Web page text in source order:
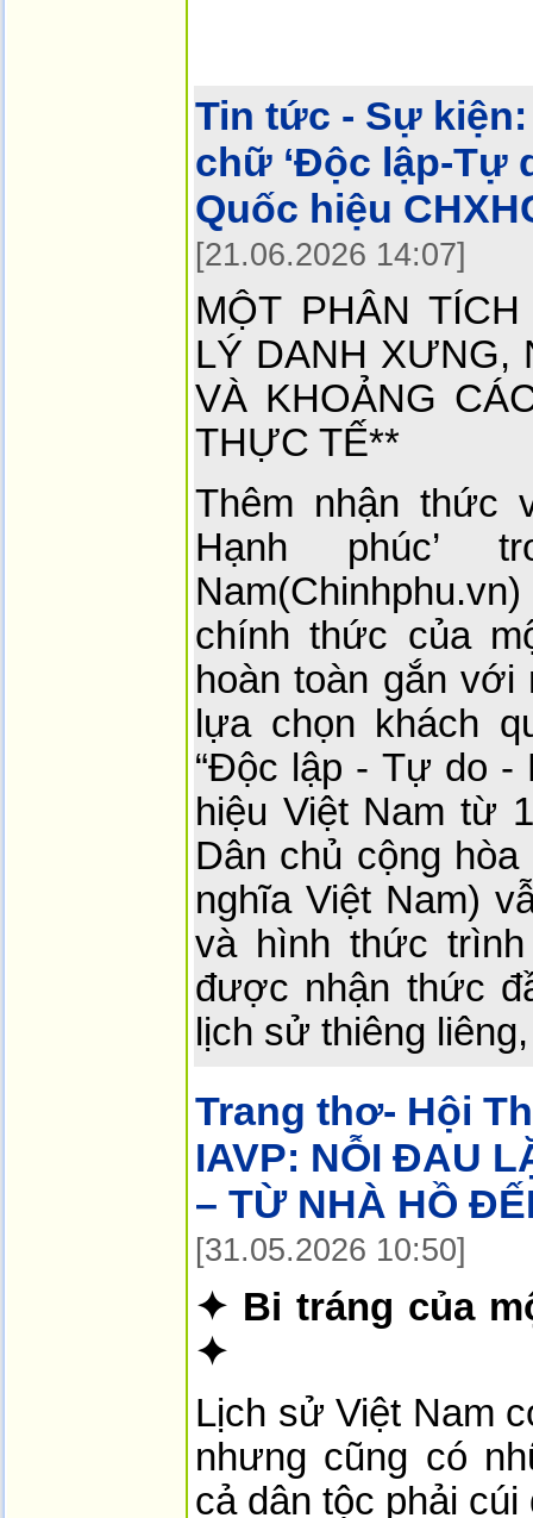
Tin tức - Sự kiện:
chữ ‘Độc lập-Tự
Quốc hiệu
[21.06.2026 14:07]
MỘT PHÂN
LÝ DANH XƯNG,
VÀ KHOẢNG
THỰC TẾ**
Thêm nhận thức
Hạnh phúc’
chính thức của
hoàn toàn gắn
lựa chọn khách
“Độc lập - Tự do -
hiệu Việt Nam từ
Dân chủ cộng
nghĩa Việt Nam)
và hình thức
được nhận thức
lịch sử thiêng
Trang thơ- Hội
IAVP: NỖI ĐAU
– TỪ NHÀ HỒ
[31.05.2026 10:50]
✦ Bi tráng của
✦
Lịch sử Việt Nam
nhưng cũng có
cả dân tộc phải